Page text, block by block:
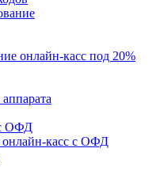
онлайн-касс под 20%
ОФД
касс с ОФД